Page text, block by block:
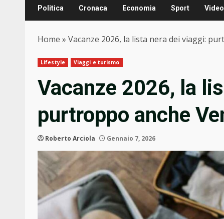
Politica Cronaca Economia Sport Video
Home » Vacanze 2026, la lista nera dei viaggi:
Lifestyle Viaggi e turismo
Vacanze 2026, la
purtroppo anche
Roberto Arciola Gennaio 7, 2026